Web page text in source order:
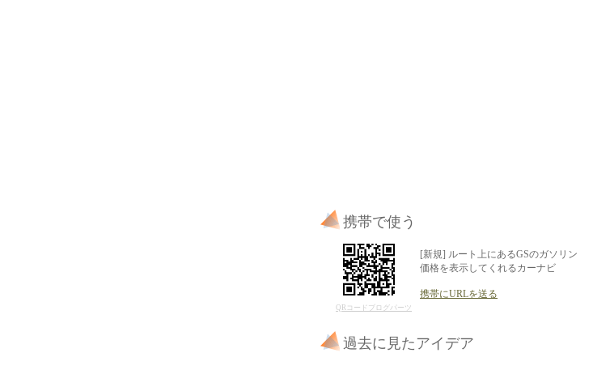
携帯で使う
QRコードブログパーツ
[新規] ルート上にあるGSのガソリン
価格を表示してくれるカーナビ
携帯にURLを送る
過去に見たアイデア